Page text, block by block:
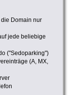
Domain nur
jede beliebige
("Sedoparking")
(A, MX,